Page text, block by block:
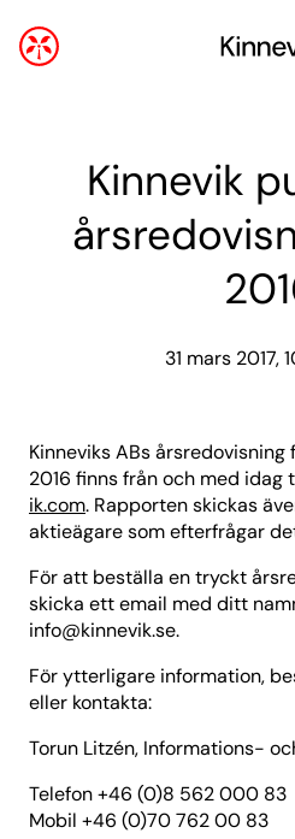
Kinnevik
31 mars 2017,
Kinneviks ABs
2016 finns från och med idag
ik.com. Rapporten skickas
aktieägare som efterfrågar
För att beställa en tryckt
skicka ett email med ditt
info@kinnevik.se.
För ytterligare information,
eller kontakta:
Torun Litzén, Informations-
Telefon +46 (0)8 562 000 83
Mobil +46 (0)70 762 00 83